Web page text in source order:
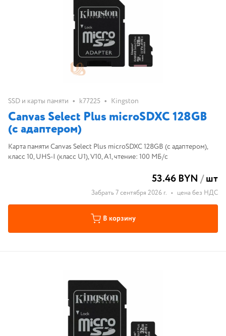
SSD и карты памяти • k77225 • Kingston
Canvas Select Plus microSDXC 128GB
(с адаптером)
Карта памяти Canvas Select Plus microSDXC 128GB (с адаптером),
класс 10, UHS-I (класс U1), V10, A1, чтение: 100 МБ/с
53.46 BYN /шт
Забрать 7 сентября 2026 г. • цена без НДС
В корзину